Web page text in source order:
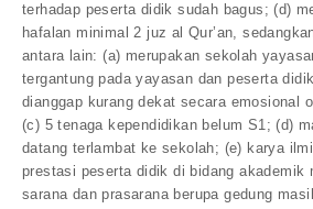
terhadap peserta didik sudah bagus; (d)
hafalan minimal 2 juz al Qur’an,
antara lain: (a) merupakan sekolah
tergantung pada yayasan dan peserta
dianggap kurang dekat secara emosional
(c) 5 tenaga kependidikan belum S1; (d)
datang terlambat ke sekolah; (e) karya
prestasi peserta didik di bidang akademik
sarana dan prasarana berupa gedung